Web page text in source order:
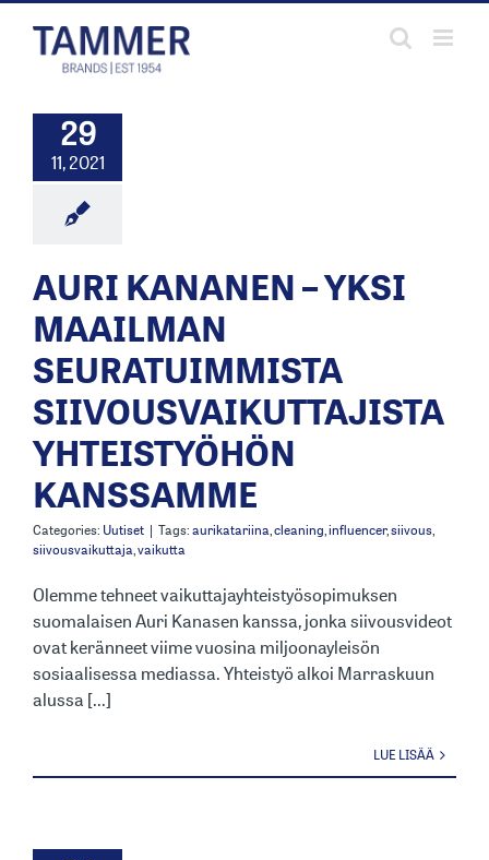
29
11, 2021
AURI KANANEN – YKSI
MAAILMAN
SEURATUIMMISTA
SIIVOUSVAIKUTTAJISTA
YHTEISTYÖHÖN
KANSSAMME
Categories: Uutiset | Tags:aurikatariina,cleaning,influencer,siivous,
siivousvaikuttaja,vaikutta
Olemme tehneet vaikuttajayhteistyösopimuksen
suomalaisen Auri Kanasen kanssa, jonka siivousvideot
ovat keränneet viime vuosina miljoonayleisön
sosiaalisessa mediassa. Yhteistyö alkoi Marraskuun
alussa [...]
LUE LISÄÄ